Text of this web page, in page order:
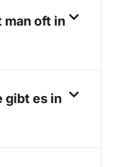
oft in
gibt es in